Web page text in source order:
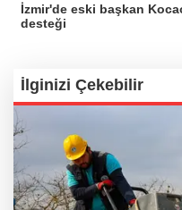
İzmir'de eski başkan
desteği
İlginizi Çekebilir